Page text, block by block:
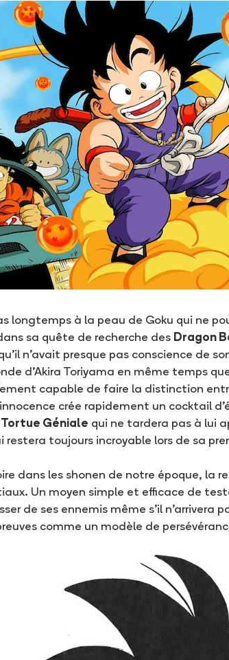
longtemps à la peau de Goku qui ne
sa quête de recherche des Dragon
n’avait presque pas conscience
d’Akira Toriyama en même temps
capable de faire la distinction
crée rapidement un cocktail
Tortue Géniale qui ne tardera pas à lui
toujours incroyable lors de sa
dans les shonen de notre époque, la
Un moyen simple et efficace de
de ses ennemis même s’il
comme un modèle de